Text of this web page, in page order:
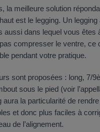
la meilleure solution
est le legging. Un legging
aussi dans lequel vous êtes
pas compresser le ventre, ce
pendant votre pratique.
sont proposées : long, 7/
sous le pied (voir
aura la particularité de
et donc plus faciles à
de l’alignement.